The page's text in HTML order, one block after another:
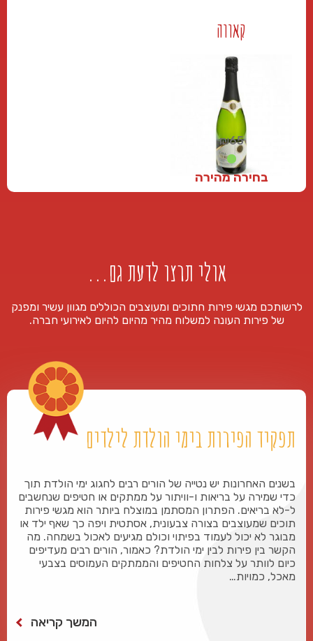
קאווה
₪65
בחירה מהירה
אולי תרצו לדעת גם...
לרשותכם מגשי פירות חתוכים ומעוצבים הכוללים מגוון עשיר ומפנק
של פירות העונה למשלוח מהיר מהיום להיום לאירועי חברה.
תפקיד הפירות בימי הולדת לילדים
בשנים האחרונות יש נטייה של הורים רבים לחגוג ימי הולדת תוך
כדי שמירה על בריאות ו-וויתור על ממתקים או חטיפים שנחשבים
ל-לא בריאים. הפתרון המסתמן במוצלח ביותר הוא מגשי פירות
תוכים שמעוצבים בצורה צבעונית, אסתטית ויפה כך שאף ילד או
מבוגר לא יכול לעמוד בפיתוי וכולם מגיעים לאכול בשמחה. מה
הקשר בין פירות לבין ימי הולדת? כאמור, הורים רבים מעדיפים
כיום לוותר על צלחות החטיפים והממתקים העמוסים בצבעי
מאכל, כמויות…
המשך קריאה